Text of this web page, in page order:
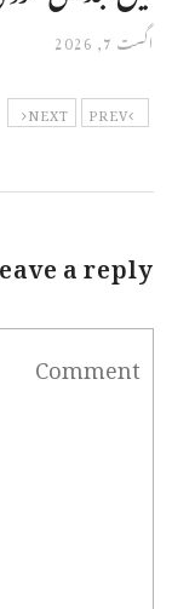
اگست 7, 2026
PREV
NEXT
a reply